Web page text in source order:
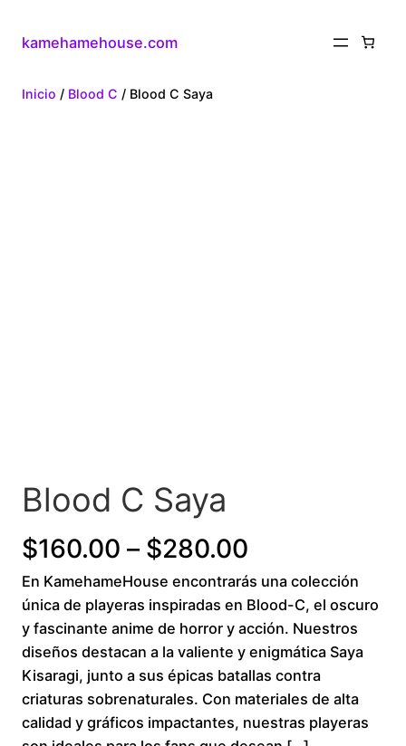
kamehamehouse.com
Inicio / Blood C / Blood C Saya
Blood C Saya
$160.00 – $280.00
range:
$160.00
through
$280.00
En KamehameHouse encontrarás una colección
única de playeras inspiradas en Blood-C, el oscuro
y fascinante anime de horror y acción. Nuestros
diseños destacan a la valiente y enigmática Saya
Kisaragi, junto a sus épicas batallas contra
criaturas sobrenaturales. Con materiales de alta
calidad y gráficos impactantes, nuestras playeras